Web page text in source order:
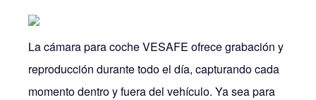
La cámara para coche VESAFE ofrece grabación y
reproducción durante todo el día, capturando cada
momento dentro y fuera del vehículo. Ya sea para